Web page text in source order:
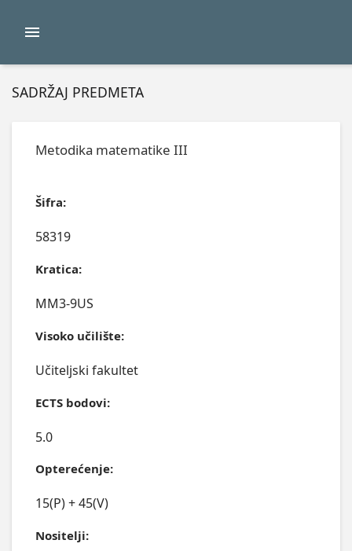
SADRŽAJ PREDMETA
Metodika matematike III
Šifra:
58319
Kratica:
MM3-9US
Visoko učilište:
Učiteljski fakultet
ECTS bodovi:
5.0
Opterećenje:
15(P) + 45(V)
Nositelji: